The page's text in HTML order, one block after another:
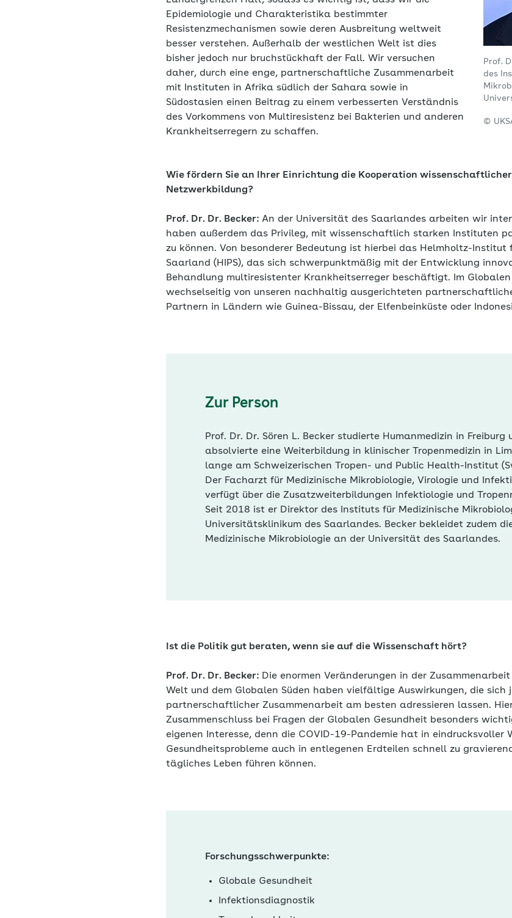
Prof.
des
©
Epidemiologie und Charakteristika bestimmter
Resistenzmechanismen sowie deren Ausbreitung weltweit
besser verstehen. Außerhalb der westlichen Welt ist dies
bisher jedoch nur bruchstückhaft der Fall. Wir versuchen
daher, durch eine enge, partnerschaftliche Zusammenarbeit
mit Instituten in Afrika südlich der Sahara sowie in
Südostasien einen Beitrag zu einem verbesserten Verständnis
des Vorkommens von Multiresistenz bei Bakterien und anderen
Krankheitserregern zu schaffen.
Wie fördern Sie an Ihrer Einrichtung die Kooperation
Netzwerkbildung?
Prof. Dr. Dr. Becker: An der Universität des Saarlandes arbeiten wir
haben außerdem das Privileg, mit wissenschaftlich starken Instituten
zu können. Von besonderer Bedeutung ist hierbei das Helmholtz-Institut
Saarland (HIPS), das sich schwerpunktmäßig mit der Entwicklung
Behandlung multiresistenter Krankheitserreger beschäftigt. Im
wechselseitig von unseren nachhaltig ausgerichteten
Partnern in Ländern wie Guinea-Bissau, der Elfenbeinküste oder
Zur Person
Prof. Dr. Dr. Sören L. Becker studierte Humanmedizin in Freiburg
absolvierte eine Weiterbildung in klinischer Tropenmedizin in
lange am Schweizerischen Tropen- und Public Health-Institut
Der Facharzt für Medizinische Mikrobiologie, Virologie und
verfügt über die Zusatzweiterbildungen Infektiologie und
Seit 2018 ist er Direktor des Instituts für Medizinische
Universitätsklinikum des Saarlandes. Becker bekleidet zudem
Medizinische Mikrobiologie an der Universität des Saarlandes.
Ist die Politik gut beraten, wenn sie auf die Wissenschaft hört?
Prof. Dr. Dr. Becker: Die enormen Veränderungen in der
Welt und dem Globalen Süden haben vielfältige Auswirkungen, die sich
partnerschaftlicher Zusammenarbeit am besten adressieren lassen.
Zusammenschluss bei Fragen der Globalen Gesundheit besonders
eigenen Interesse, denn die COVID-19-Pandemie hat in eindrucksvoller
Gesundheitsprobleme auch in entlegenen Erdteilen schnell zu
tägliches Leben führen können.
Forschungsschwerpunkte:
Globale Gesundheit
Infektionsdiagnostik